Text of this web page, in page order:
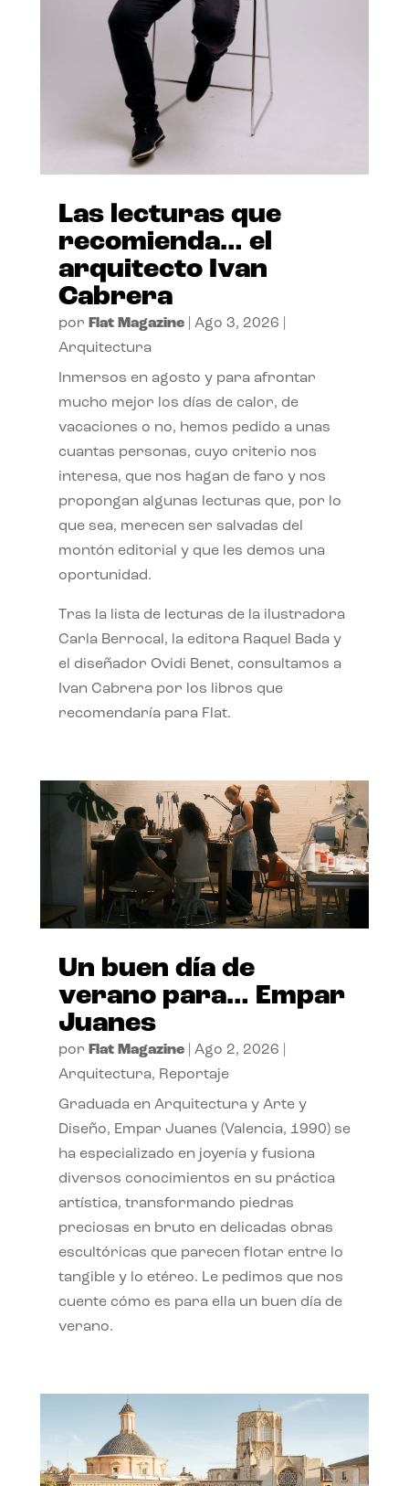
Las lecturas que
recomienda… el
arquitecto Ivan
Cabrera
por Flat Magazine| Ago 3, 2026
Arquitectura
Inmersos en agosto y para afrontar
mucho mejor los días de calor, de
vacaciones o no, hemos pedido a unas
cuantas personas, cuyo criterio nos
interesa, que nos hagan de faro y nos
propongan algunas lecturas que, por lo
que sea, merecen ser salvadas del
montón editorial y que les demos una
oportunidad.
Tras la lista de lecturas de la ilustradora
Carla Berrocal, la editora Raquel Bada y
el diseñador Ovidi Benet, consultamos a
Ivan Cabrera por los libros que
recomendaría para Flat.
Un buen día de
verano para… Empar
Juanes
por Flat Magazine| Ago 2, 2026
Arquitectura, Reportaje
Graduada en Arquitectura y Arte y
Diseño, Empar Juanes (Valencia, 1990) se
ha especializado en joyería y fusiona
diversos conocimientos en su práctica
artística, transformando piedras
preciosas en bruto en delicadas obras
escultóricas que parecen flotar entre lo
tangible y lo etéreo. Le pedimos que nos
cuente cómo es para ella un buen día de
verano.